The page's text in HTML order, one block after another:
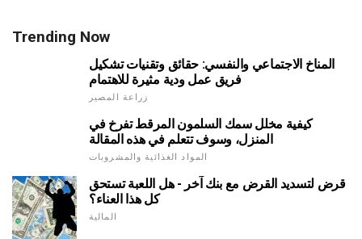
Trending Now
المناخ الاجتماعي والنفسي: حقائق وتقنيات تشكيل
فريق عمل ودية مثيرة للاهتمام
زراعة المصير
كيفية مخلل سمك السلمون المرقط تفرخ في
المنزل، وسوف تتعلم في هذه المقالة
المواد الغذائية والمشروبات
قرض لتسديد القرض مع بنك آخر - هل اللعبة تستحق
كل هذا العناء؟
المالية